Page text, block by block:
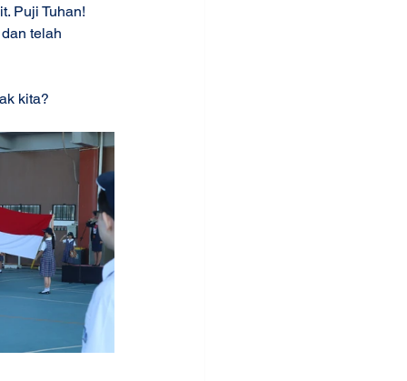
Puji Tuhan!
telah
kita?